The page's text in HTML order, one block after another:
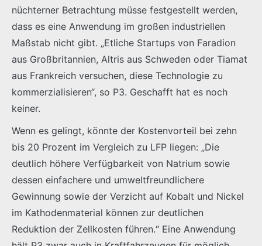
nüchterner Betrachtung müsse festgestellt werden,
dass es eine Anwendung im großen industriellen
Maßstab nicht gibt. „Etliche Startups von Faradion
aus Großbritannien, Altris aus Schweden oder Tiamat
aus Frankreich versuchen, diese Technologie zu
kommerzialisieren“, so P3. Geschafft hat es noch
keiner.
Wenn es gelingt, könnte der Kostenvorteil bei zehn
bis 20 Prozent im Vergleich zu LFP liegen: „Die
deutlich höhere Verfügbarkeit von Natrium sowie
dessen einfachere und umweltfreundlichere
Gewinnung sowie der Verzicht auf Kobalt und Nickel
im Kathodenmaterial können zur deutlichen
Reduktion der Zellkosten führen.“ Eine Anwendung